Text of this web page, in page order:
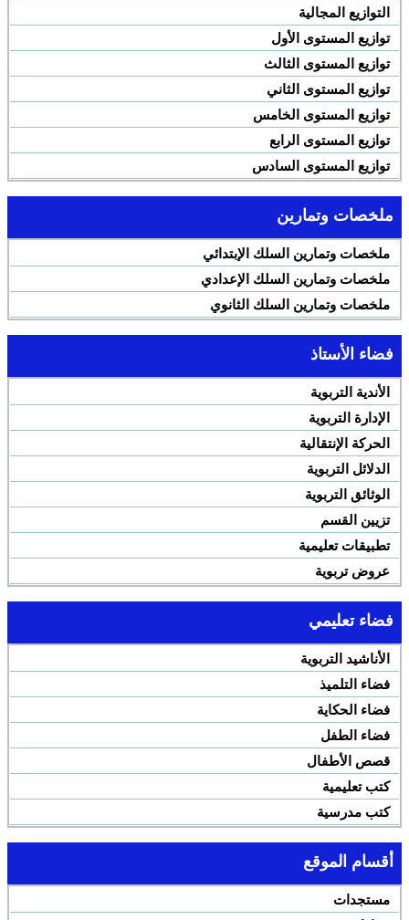
التوازيع المجالية
توازيع المستوى الأول
توازيع المستوى الثالث
توازيع المستوى الثاني
توازيع المستوى الخامس
توازيع المستوى الرابع
توازيع المستوى السادس
ملخصات وتمارين
ملخصات وتمارين السلك الإبتدائي
ملخصات وتمارين السلك الإعدادي
ملخصات وتمارين السلك الثانوي
فضاء الأستاذ
الأندية التربوية
الإدارة التربوية
الحركة الإنتقالية
الدلائل التربوية
الوثائق التربوية
تزيين القسم
تطبيقات تعليمية
عروض تربوية
فضاء تعليمي
الأناشيد التربوية
فضاء التلميذ
فضاء الحكاية
فضاء الطفل
قصص الأطفال
كتب تعليمية
كتب مدرسية
أقسام الموقع
مستجدات